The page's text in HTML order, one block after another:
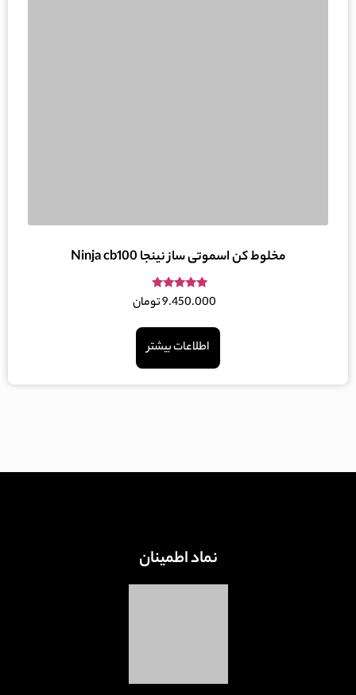
مخلوط کن اسموتی ساز نینجا Ninja cb100
امتیاز
5.00
9.450.000تومان
اطلاعات بیشتر
نماد اطمینان